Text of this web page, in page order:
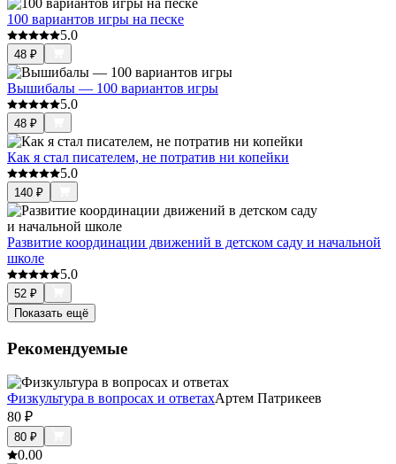
100 вариантов игры на песке
5.0
48 ₽
Вышибалы — 100 вариантов игры
5.0
48 ₽
Как я стал писателем, не потратив ни копейки
5.0
140 ₽
Развитие координации движений в детском саду и начальной
школе
5.0
52 ₽
Показать ещё
Рекомендуемые
Физкультура в вопросах и ответахАртем Патрикеев
80 ₽
80 ₽
0.00